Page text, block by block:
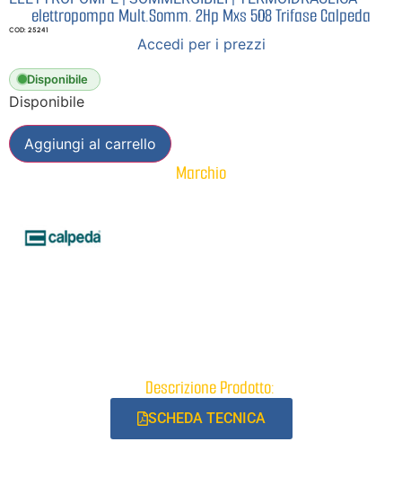
elettropompa Mult.Somm. 2Hp Mxs 508 Trifase Calpeda
COD: 25241
Accedi per i prezzi
Disponibile
Disponibile
Aggiungi al carrello
Marchio
Descrizione Prodotto:
SCHEDA TECNICA